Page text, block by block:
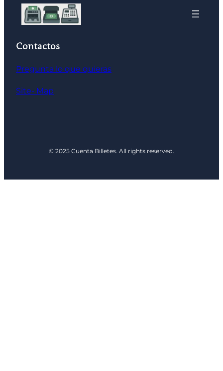
Contactos
Pregunta lo que quieras
Site- Map
© 2025 Cuenta Billetes. All rights reserved.